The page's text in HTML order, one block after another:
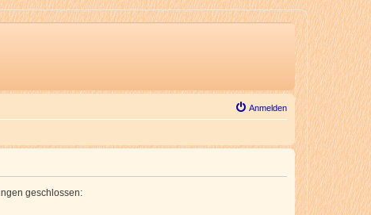
Anmelden
geschlossen: